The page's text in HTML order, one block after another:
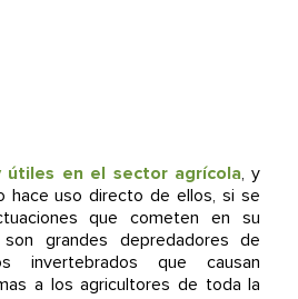
útiles en el sector agrícola, y
hace uso directo de ellos, si se
que cometen en su
grandes depredadores de
invertebrados que causan
a los agricultores de toda la